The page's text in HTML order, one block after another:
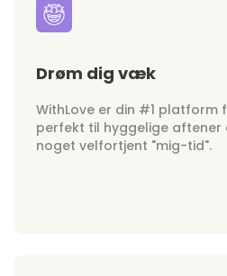
Drøm dig væk
WithLove er din #1
perfekt til hyggelige
noget velfortjent "mig-tid".